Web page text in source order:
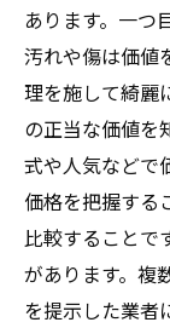
あります。一つ
汚れや傷は価値
理を施して綺麗
の正当な価値を
式や人気などで
価格を把握する
比較することで
があります。複
を提示した業者